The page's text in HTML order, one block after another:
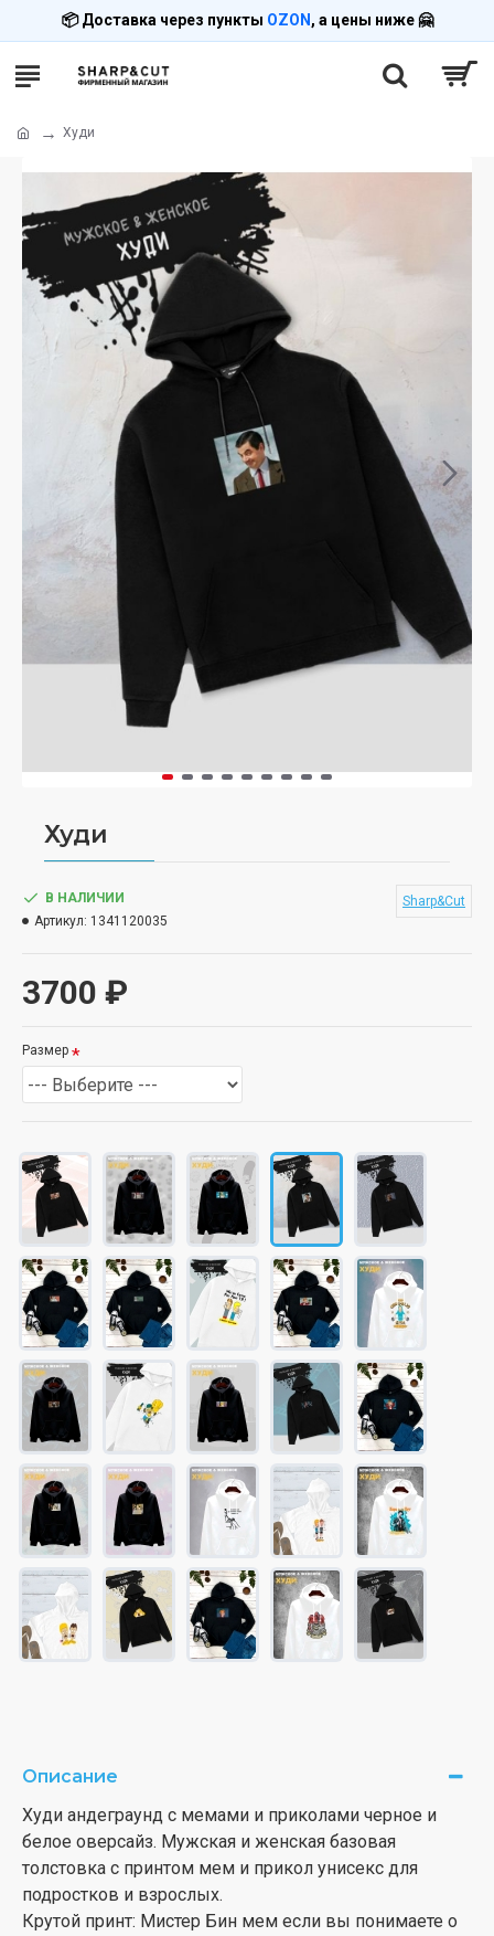
📦 Доставка через пункты OZON , а цены ниже 🤗
Худи
Худи
3700 ₽
В НАЛИЧИИ
Артикул: 1341120035
Sharp&Cut
Размер
Описание
Худи андеграунд с мемами и приколами черное и
белое оверсайз. Мужская и женская базовая
толстовка с принтом мем и прикол унисекс для
подростков и взрослых.
Крутой принт: Мистер Бин мем если вы понимаете о